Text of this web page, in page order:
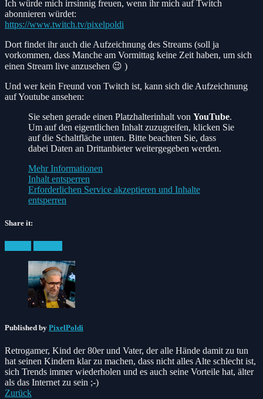
Ich würde mich irrsinnig freuen, wenn ihr mich auf Twitch
abonnieren würdet:
https://www.twitch.tv/pixelpoldi
Dort findet ihr auch die Aufzeichnung des Streams (soll ja
vorkommen, dass Manche am Vormittag keine Zeit haben, um sich
einen Stream live anzusehen 😉 )
Und wer kein Freund von Twitch ist, kann sich die Aufzeichnung
auf Youtube ansehen:
Sie sehen gerade einen Platzhalterinhalt von YouTube.
Um auf den eigentlichen Inhalt zuzugreifen, klicken Sie
auf die Schaltfläche unten. Bitte beachten Sie, dass
dabei Daten an Drittanbieter weitergegeben werden.
Mehr Informationen
Inhalt entsperren
Erforderlichen Service akzeptieren und Inhalte
entsperren
Share it:
Published by PixelPoldi
Retrogamer, Kind der 80er und Vater, der alle Hände damit zu tun
hat seinen Kindern klar zu machen, dass nicht alles Alte schlecht ist,
sich Trends immer wiederholen und es auch seine Vorteile hat, älter
als das Internet zu sein ;-)
Zurück